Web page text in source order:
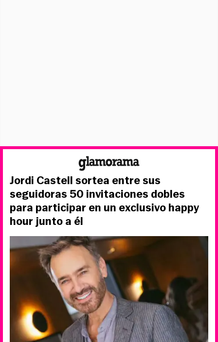
Jordi Castell sortea entre sus
seguidoras 50 invitaciones dobles
para participar en un exclusivo happy
hour junto a él